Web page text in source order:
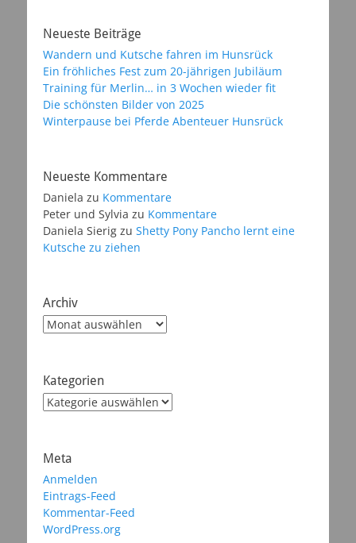
Neueste Beiträge
Wandern und Kutsche fahren im Hunsrück
Ein fröhliches Fest zum 20-jährigen Jubiläum
Training für Merlin… in 3 Wochen wieder fit
Die schönsten Bilder von 2025
Winterpause bei Pferde Abenteuer Hunsrück
Neueste Kommentare
Daniela zu Kommentare
Peter und Sylvia zu Kommentare
Daniela Sierig zu Shetty Pony Pancho lernt eine
Kutsche zu ziehen
Archiv
Archiv
Kategorien
Kategorien
Meta
Anmelden
Eintrags-Feed
Kommentar-Feed
WordPress.org